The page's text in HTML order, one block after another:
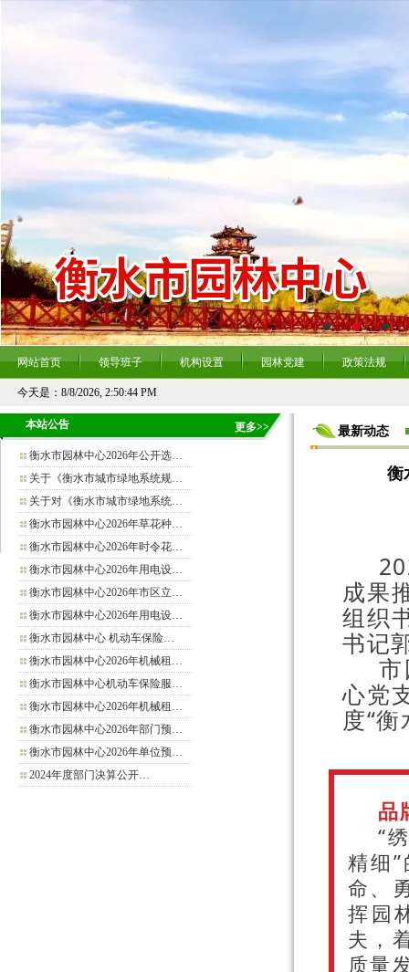
网站首页 领导班子 机构设置 园林党建 政策法规
今天是： 8/8/2026, 2:50:44 PM
本站公告 更多>>
衡水市园林中心2026年公开选…
关于《衡水市城市绿地系统规…
关于对《衡水市城市绿地系统…
衡水市园林中心2026年草花种…
衡水市园林中心2026年时令花…
衡水市园林中心2026年用电设…
衡水市园林中心2026年市区立…
衡水市园林中心2026年用电设…
衡水市园林中心 机动车保险…
衡水市园林中心2026年机械租…
衡水市园林中心机动车保险服…
衡水市园林中心2026年机械租…
衡水市园林中心2026年部门预…
衡水市园林中心2026年单位预…
2024年度部门决算公开…
最新动态
衡
成果
组织
书记
心党
度“
品
“
精细
命、
挥园
夫，
质量